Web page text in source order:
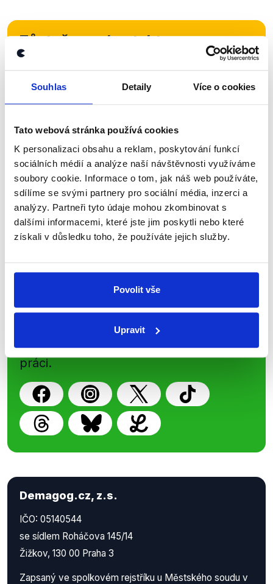
Souhlas Detaily Více o cookies
Tato webová stránka používá cookies
K personalizaci obsahu a reklam, poskytování funkcí
sociálních médií a analýze naší návštěvnosti využíváme
soubory cookie. Informace o tom, jak náš web používáte,
sdílíme se svými partnery pro sociální média, inzerci a
analýzy. Partneři tyto údaje mohou zkombinovat s
dalšími informacemi, které jste jim poskytli nebo které
získali v důsledku toho, že používáte jejich služby.
Povolit vše
Upravit
Zůstaňme v kontaktu
Přihlaste se k odběru našeho
newsletteru nebo whatsappového
kanálu, kde pravidelně přinášíme
shrnutí nejzajímavějších článků a analýz.
Začněte nás odebírat, a mějte tak
přehled o tom, jaké dezinformace a
nepravdy se zrovna v Česku šíří.
Newsletter
Sociální sítě
Nenechte si ujít nejnovější události
z Demagog.cz. Sdílením našich
příspěvků přátelům podpoříte naši
práci.
Demagog.cz, z.s.
IČO: 05140544
se sídlem Roháčova 145/14
Žižkov, 130 00 Praha 3
Zapsaný ve spolkovém rejstříku u Městského soudu v